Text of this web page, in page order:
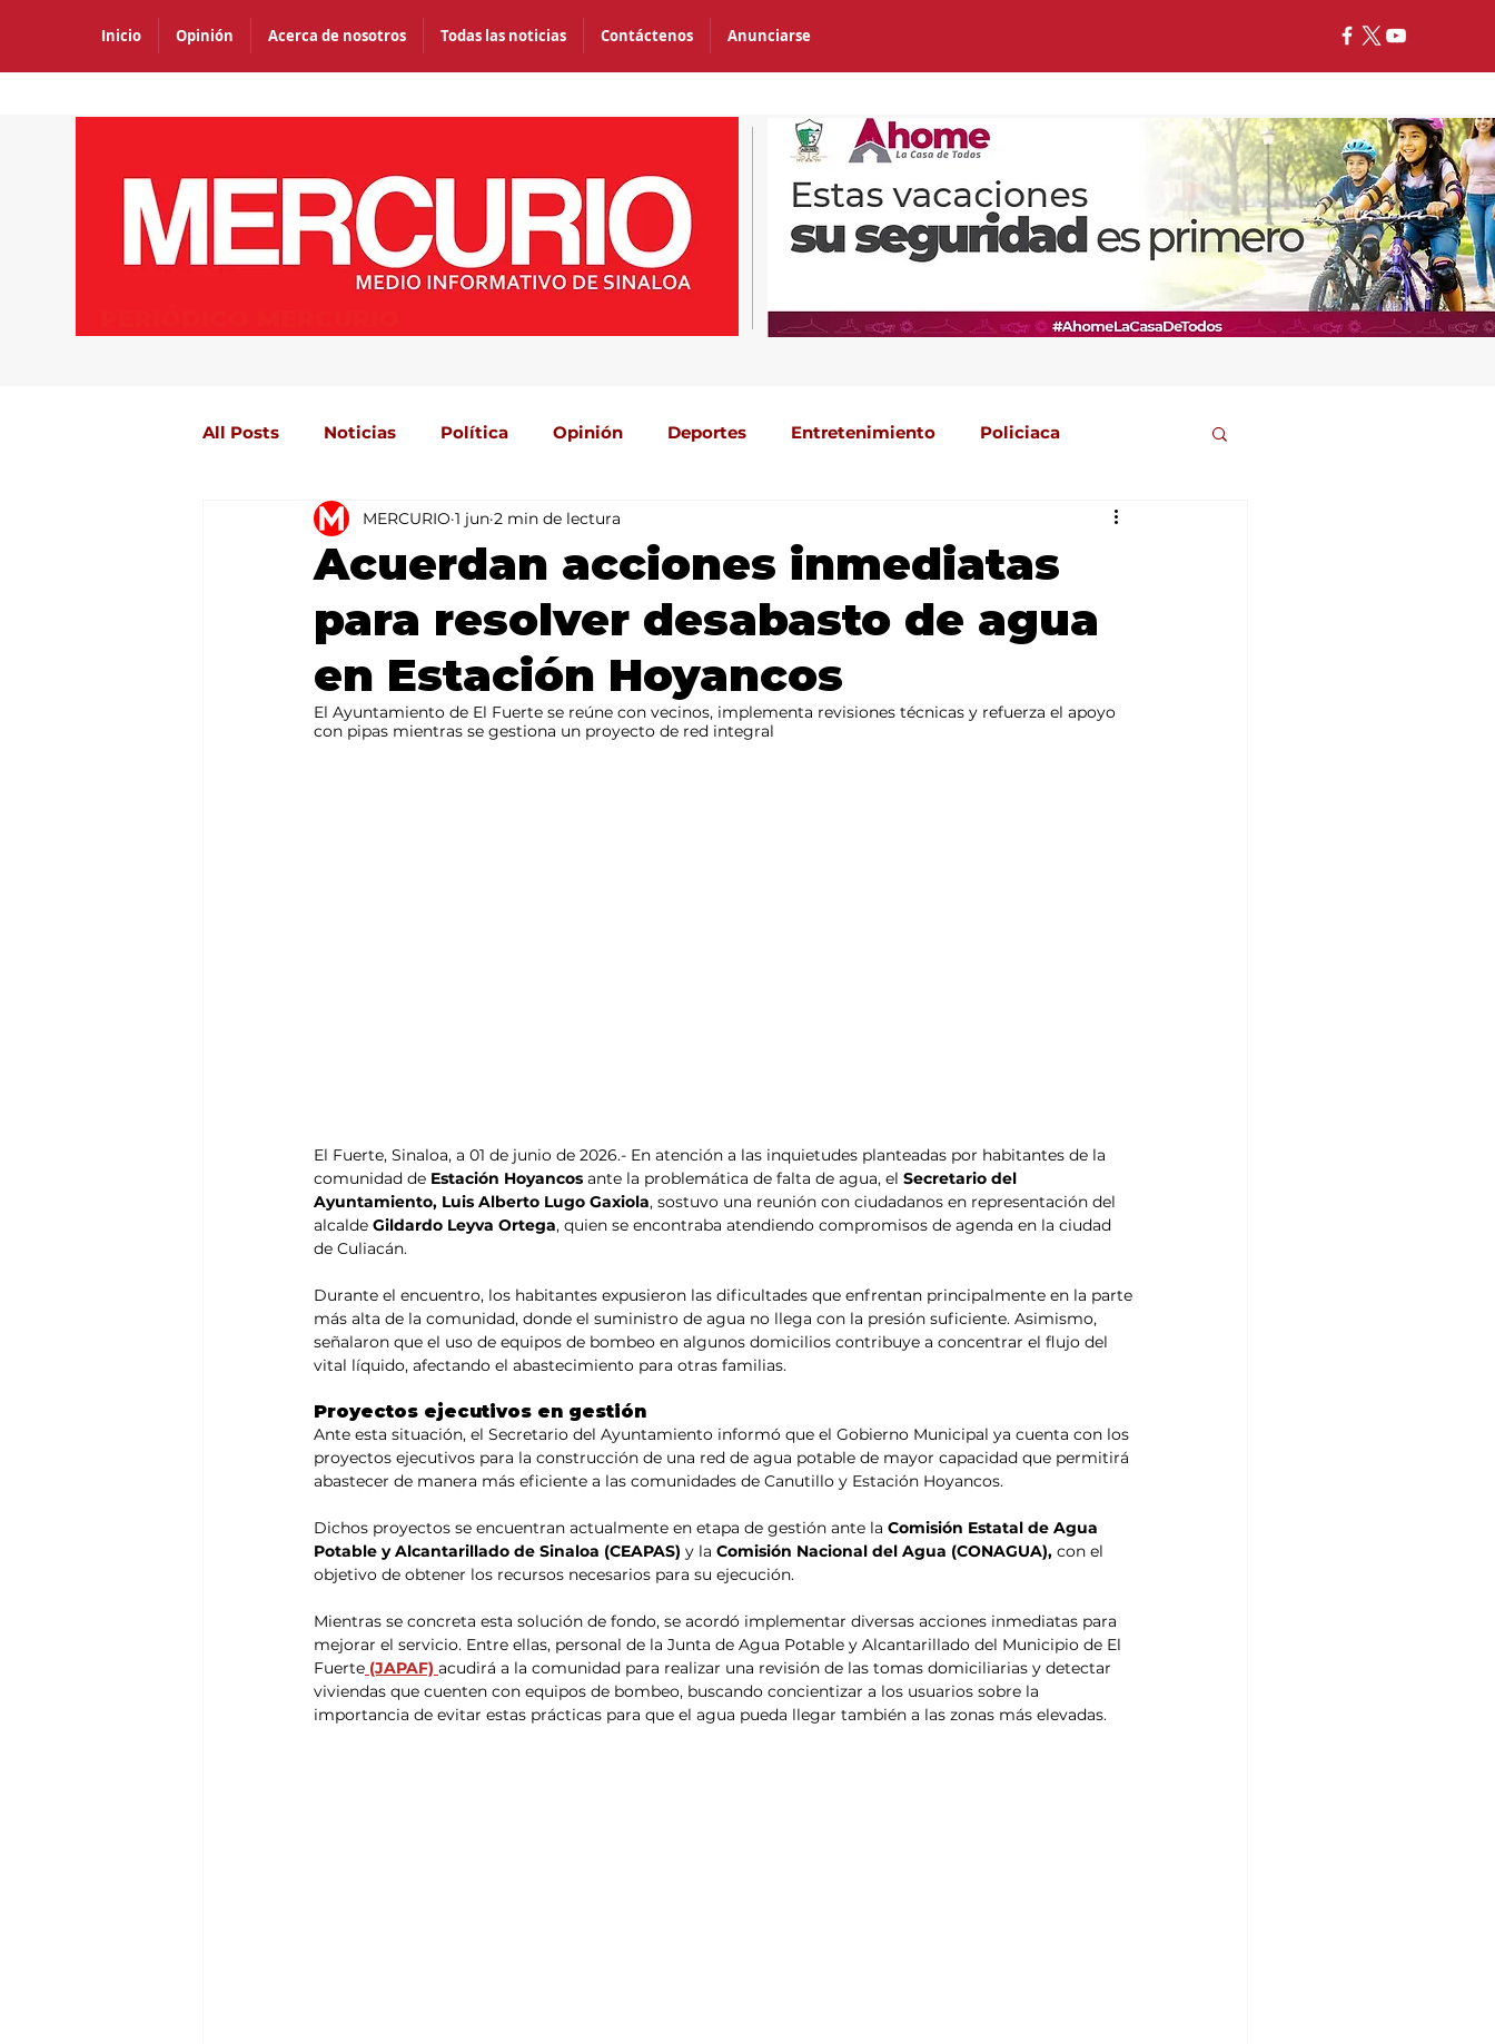
Inicio Opinión Acerca de nosotros Todas las noticias Contáctenos Anunciarse
All Posts Noticias Política Opinión Deportes Entretenimiento Policiaca
Agricultura México Mundo Portada 2
Acuerdan acciones inmediatas
para resolver desabasto de agua
en Estación Hoyancos
MERCURIO 1 jun 2 min de lectura
El Ayuntamiento de El Fuerte se reúne con vecinos, implementa revisiones técnicas y refuerza el apoyo
con pipas mientras se gestiona un proyecto de red integral
El Fuerte, Sinaloa, a 01 de junio de 2026.- En atención a las inquietudes planteadas por habitantes de la
comunidad de Estación Hoyancos ante la problemática de falta de agua, el Secretario del
Ayuntamiento, Luis Alberto Lugo Gaxiola, sostuvo una reunión con ciudadanos en representación del
alcalde Gildardo Leyva Ortega, quien se encontraba atendiendo compromisos de agenda en la ciudad
de Culiacán.
Durante el encuentro, los habitantes expusieron las dificultades que enfrentan principalmente en la parte
más alta de la comunidad, donde el suministro de agua no llega con la presión suficiente. Asimismo,
señalaron que el uso de equipos de bombeo en algunos domicilios contribuye a concentrar el flujo del
vital líquido, afectando el abastecimiento para otras familias.
Proyectos ejecutivos en gestión
Ante esta situación, el Secretario del Ayuntamiento informó que el Gobierno Municipal ya cuenta con los
proyectos ejecutivos para la construcción de una red de agua potable de mayor capacidad que permitirá
abastecer de manera más eficiente a las comunidades de Canutillo y Estación Hoyancos.
Dichos proyectos se encuentran actualmente en etapa de gestión ante la Comisión Estatal de Agua
Potable y Alcantarillado de Sinaloa (CEAPAS) y la Comisión Nacional del Agua (CONAGUA), con el
objetivo de obtener los recursos necesarios para su ejecución.
Mientras se concreta esta solución de fondo, se acordó implementar diversas acciones inmediatas para
mejorar el servicio. Entre ellas, personal de la Junta de Agua Potable y Alcantarillado del Municipio de El
Fuerte (JAPAF) acudirá a la comunidad para realizar una revisión de las tomas domiciliarias y detectar
viviendas que cuenten con equipos de bombeo, buscando concientizar a los usuarios sobre la
importancia de evitar estas prácticas para que el agua pueda llegar también a las zonas más elevadas.